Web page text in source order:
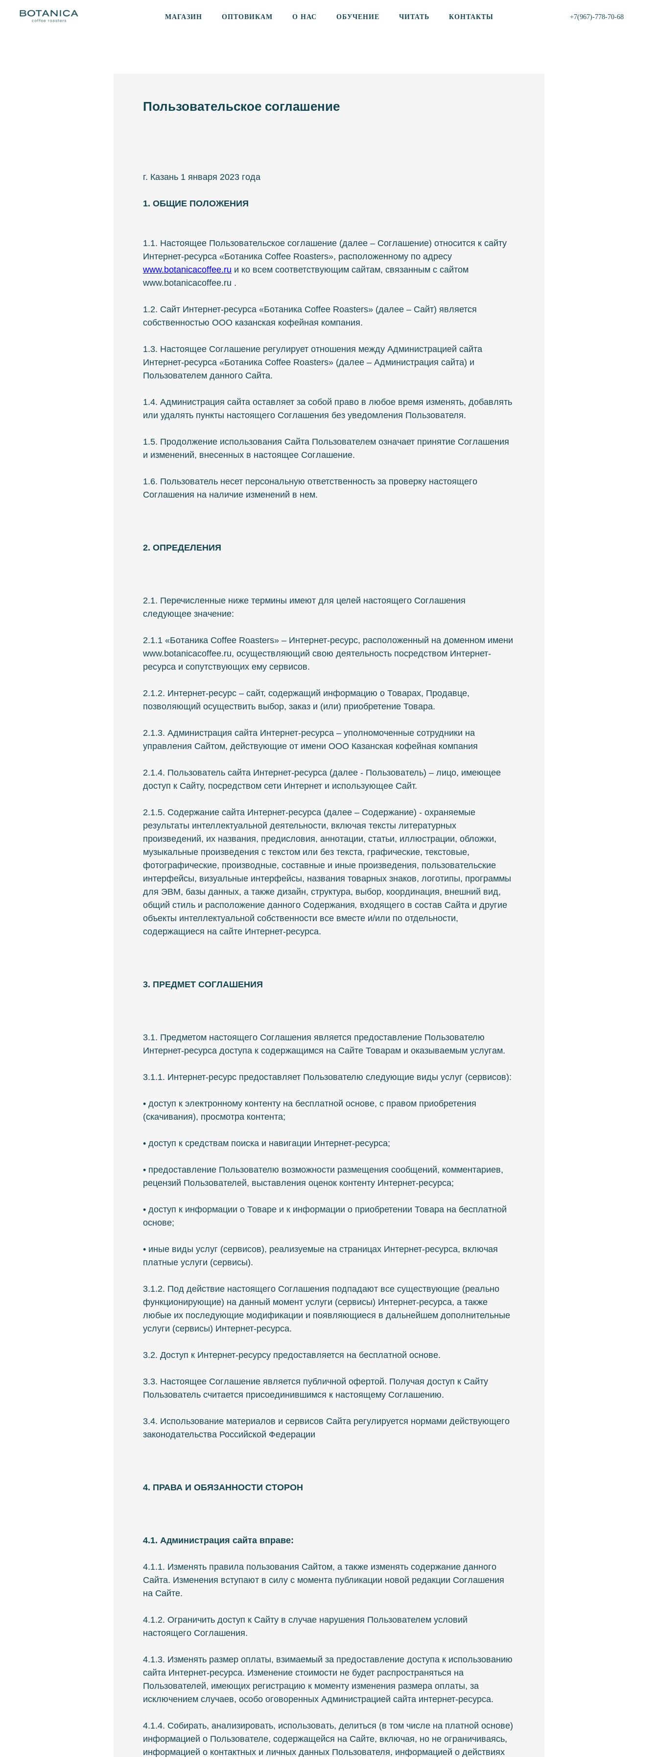
МАГАЗИН ОПТОВИКАМ О НАС ОБУЧЕНИЕ ЧИТАТЬ КОНТАКТЫ +7(967)-778-70-68
Пользовательское соглашение
г. Казань 1 января 2023 года
1. ОБЩИЕ ПОЛОЖЕНИЯ
1.1. Настоящее Пользовательское соглашение (далее – Соглашение) относится к сайту
Интернет-ресурса «Ботаника Coffee Roasters», расположенному по адресу
www.botanicacoffee.ru и ко всем соответствующим сайтам, связанным с сайтом
www.botanicacoffee.ru .
1.2. Сайт Интернет-ресурса «Ботаника Coffee Roasters» (далее – Сайт) является
собственностью ООО казанская кофейная компания.
1.3. Настоящее Соглашение регулирует отношения между Администрацией сайта
Интернет-ресурса «Ботаника Coffee Roasters» (далее – Администрация сайта) и
Пользователем данного Сайта.
1.4. Администрация сайта оставляет за собой право в любое время изменять, добавлять
или удалять пункты настоящего Соглашения без уведомления Пользователя.
1.5. Продолжение использования Сайта Пользователем означает принятие Соглашения
и изменений, внесенных в настоящее Соглашение.
1.6. Пользователь несет персональную ответственность за проверку настоящего
Соглашения на наличие изменений в нем.
2. ОПРЕДЕЛЕНИЯ
2.1. Перечисленные ниже термины имеют для целей настоящего Соглашения
следующее значение:
2.1.1 «Ботаника Coffee Roasters» – Интернет-ресурс, расположенный на доменном имени
www.botanicacoffee.ru, осуществляющий свою деятельность посредством Интернет-
ресурса и сопутствующих ему сервисов.
2.1.2. Интернет-ресурс – сайт, содержащий информацию о Товарах, Продавце,
позволяющий осуществить выбор, заказ и (или) приобретение Товара.
2.1.3. Администрация сайта Интернет-ресурса – уполномоченные сотрудники на
управления Сайтом, действующие от имени ООО Казанская кофейная компания
2.1.4. Пользователь сайта Интернет-ресурса (далее ‑ Пользователь) – лицо, имеющее
доступ к Сайту, посредством сети Интернет и использующее Сайт.
2.1.5. Содержание сайта Интернет-ресурса (далее – Содержание) - охраняемые
результаты интеллектуальной деятельности, включая тексты литературных
произведений, их названия, предисловия, аннотации, статьи, иллюстрации, обложки,
музыкальные произведения с текстом или без текста, графические, текстовые,
фотографические, производные, составные и иные произведения, пользовательские
интерфейсы, визуальные интерфейсы, названия товарных знаков, логотипы, программы
для ЭВМ, базы данных, а также дизайн, структура, выбор, координация, внешний вид,
общий стиль и расположение данного Содержания, входящего в состав Сайта и другие
объекты интеллектуальной собственности все вместе и/или по отдельности,
содержащиеся на сайте Интернет-ресурса.
3. ПРЕДМЕТ СОГЛАШЕНИЯ
3.1. Предметом настоящего Соглашения является предоставление Пользователю
Интернет-ресурса доступа к содержащимся на Сайте Товарам и оказываемым услугам.
3.1.1. Интернет-ресурс предоставляет Пользователю следующие виды услуг (сервисов):
• доступ к электронному контенту на бесплатной основе, с правом приобретения
(скачивания), просмотра контента;
• доступ к средствам поиска и навигации Интернет-ресурса;
• предоставление Пользователю возможности размещения сообщений, комментариев,
рецензий Пользователей, выставления оценок контенту Интернет-ресурса;
• доступ к информации о Товаре и к информации о приобретении Товара на бесплатной
основе;
• иные виды услуг (сервисов), реализуемые на страницах Интернет-ресурса, включая
платные услуги (сервисы).
3.1.2. Под действие настоящего Соглашения подпадают все существующие (реально
функционирующие) на данный момент услуги (сервисы) Интернет-ресурса, а также
любые их последующие модификации и появляющиеся в дальнейшем дополнительные
услуги (сервисы) Интернет-ресурса.
3.2. Доступ к Интернет-ресурсу предоставляется на бесплатной основе.
3.3. Настоящее Соглашение является публичной офертой. Получая доступ к Сайту
Пользователь считается присоединившимся к настоящему Соглашению.
3.4. Использование материалов и сервисов Сайта регулируется нормами действующего
законодательства Российской Федерации
4. ПРАВА И ОБЯЗАННОСТИ СТОРОН
4.1. Администрация сайта вправе:
4.1.1. Изменять правила пользования Сайтом, а также изменять содержание данного
Сайта. Изменения вступают в силу с момента публикации новой редакции Соглашения
на Сайте.
4.1.2. Ограничить доступ к Сайту в случае нарушения Пользователем условий
настоящего Соглашения.
4.1.3. Изменять размер оплаты, взимаемый за предоставление доступа к использованию
сайта Интернет-ресурса. Изменение стоимости не будет распространяться на
Пользователей, имеющих регистрацию к моменту изменения размера оплаты, за
исключением случаев, особо оговоренных Администрацией сайта интернет-ресурса.
4.1.4. Собирать, анализировать, использовать, делиться (в том числе на платной основе)
информацией о Пользователе, содержащейся на Сайте, включая, но не ограничиваясь,
информацией о контактных и личных данных Пользователя, информацией о действиях